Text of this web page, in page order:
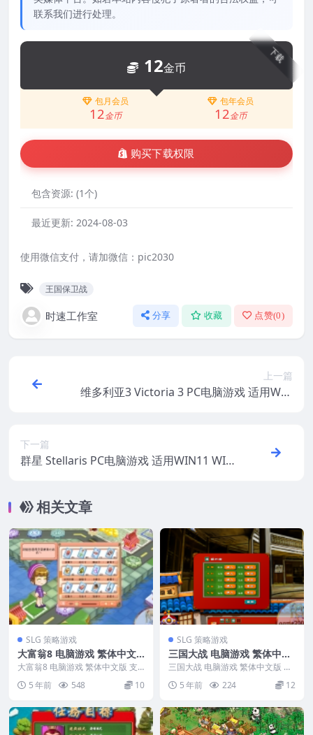
联系我们进行处理。
下载
12金币
包月会员
12金币
包年会员
12金币
购买下载权限
包含资源: (1个)
最近更新: 2024-08-03
使用微信支付，请加微信：pic2030
王国保卫战
时速工作室 分享 收藏 点赞(0)
上一篇
维多利亚3 Victoria 3 PC电脑游戏 适用WIN
下一篇
群星 Stellaris PC电脑游戏 适用WIN11 WIN
相关文章
SLG 策略游戏
大富翁8 电脑游戏 繁体中文
版 支援win10 win7
大富翁8 电脑游戏 繁体中文版 支
援win10 win7 游戏编号：142 游
戏...5 年前 548 10
SLG 策略游戏
三国大战 电脑游戏 繁体中文
版 支援win10 win7
三国大战 电脑游戏 繁体中文版 支
援win10 win7 游戏编号：041 游
戏...5 年前 224 12